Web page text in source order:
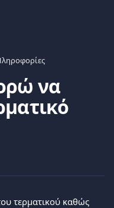
να
τερματικού καθώς